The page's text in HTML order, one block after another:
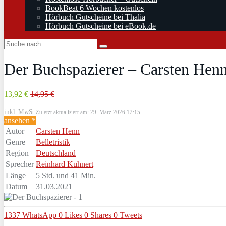
BookBeat 6 Wochen kostenlos
Hörbuch Gutscheine bei Thalia
Hörbuch Gutscheine bei eBook.de
Der Buchspazierer – Carsten
13,92 € 14,95 €
inkl. MwSt. Zuletzt aktualisiert am: 29. März 2026 12:15
ansehen *
Autor
Carsten Henn
Genre
Belletristik
Region
Deutschland
Sprecher Reinhard Kuhnert
Länge
5 Std. und 41 Min.
Datum
31.03.2021
1337 WhatsApp 0 Likes 0 Shares 0 Tweets